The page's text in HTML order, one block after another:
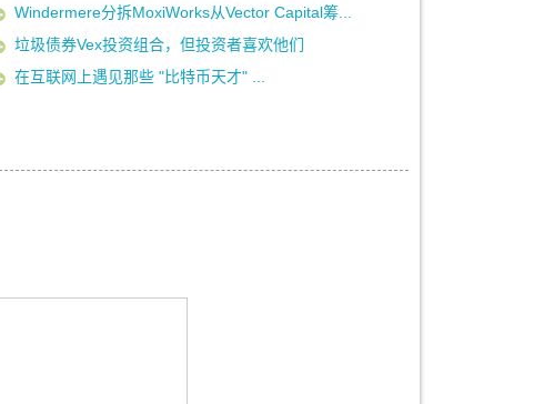
Windermere分拆MoxiWorks从Vector Capital筹...
垃圾债券Vex投资组合，但投资者喜欢他们
在互联网上遇见那些 "比特币天才" ...